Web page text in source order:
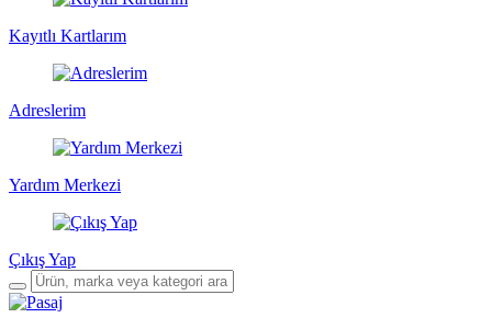
Kayıtlı Kartlarım
Adreslerim
Yardım Merkezi
Çıkış Yap